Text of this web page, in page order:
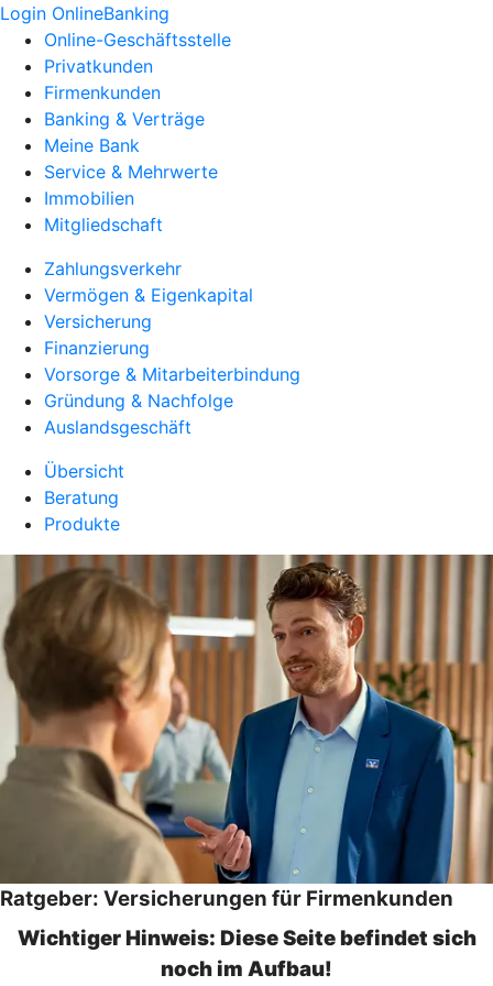
Login OnlineBanking
Online-Geschäftsstelle
Privatkunden
Firmenkunden
Banking & Verträge
Meine Bank
Service & Mehrwerte
Immobilien
Mitgliedschaft
Zahlungsverkehr
Vermögen & Eigenkapital
Versicherung
Finanzierung
Vorsorge & Mitarbeiterbindung
Gründung & Nachfolge
Auslandsgeschäft
Übersicht
Beratung
Produkte
Ratgeber: Versicherungen für Firmenkunden
Wichtiger Hinweis: Diese Seite befindet sich
noch im Aufbau!